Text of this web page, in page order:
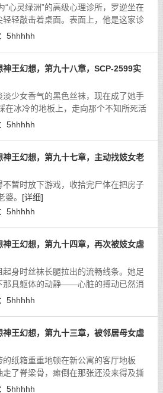
“心灵绿洲”的高级心理诊所，罗逆坐在
轻敲击着桌面。表面上，他是这家诊
他是SCP基金会韩国分部的主管，这
5hhhhh
王幻想，第九十八章，SCP-2599实
少女香气的黑色丝袜，现在成了她手
在冰冷的地板上，走向那个不知所死活
5hhhhh
王幻想，第九十七章，主动找妓女老
暂时放下游戏，收拾完尸体在把房子
。 [详细]
5hhhhh
王幻想，第九十四章，再次被妓女虐
身时丝袜长腿拉出的流畅线条。她足
那具躯体的动静——心脏的搏动已然消
细]
5hhhhh
王幻想，第九十三章，被邻居母女虐
纸箱重重地顿在新公寓的客厅地板
走了脊梁骨，瘫倒在那张还没来得及撕
着他棱角分明的发际线滑落，蛰得眼
5hhhhh